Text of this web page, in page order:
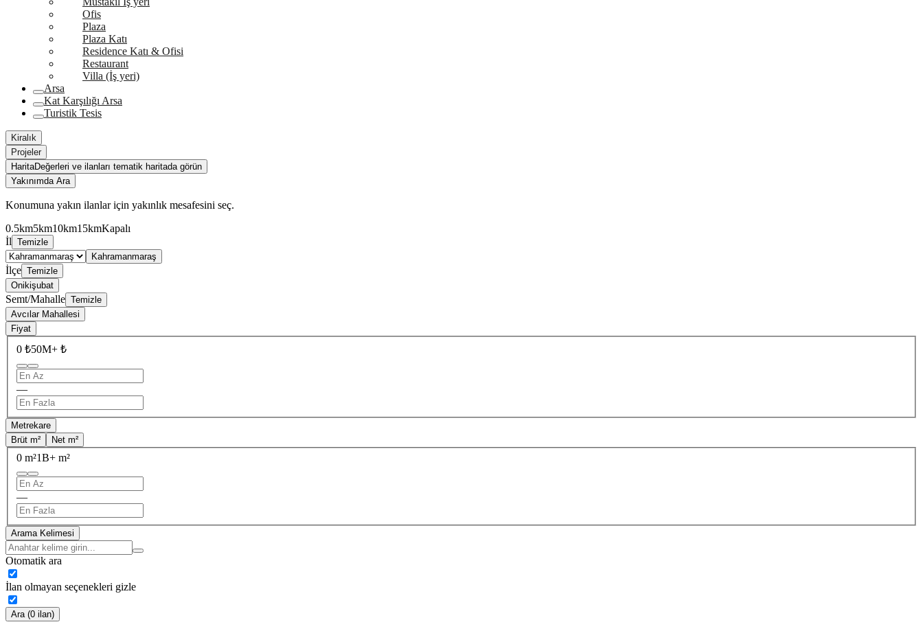
Ofis
Plaza
Plaza Katı
Residence Katı & Ofisi
Restaurant
Villa (İş yeri)
Arsa
Kat Karşılığı Arsa
Turistik Tesis
Kiralık
Projeler
HaritaDeğerleri ve ilanları tematik haritada görün
Yakınımda Ara
Konumuna yakın ilanlar için yakınlık mesafesini seç.
0.5km5km10km15kmKapalı
İl Temizle
Kahramanmaraş
İlçe Temizle
Onikişubat
Semt/Mahalle Temizle
Avcılar Mahallesi
Fiyat
0 ₺50M+ ₺
—
Metrekare
Brüt m²
Net m²
0 m²1B+ m²
—
Arama Kelimesi
Otomatik ara
İlan olmayan seçenekleri gizle
Ara (0 ilan)